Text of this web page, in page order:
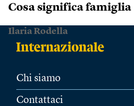
Cosa significa famiglia
Ilaria Rodella
Chi siamo
Contattaci